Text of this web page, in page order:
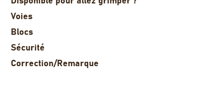
Voies
Blocs
Sécurité
Correction/Remarque